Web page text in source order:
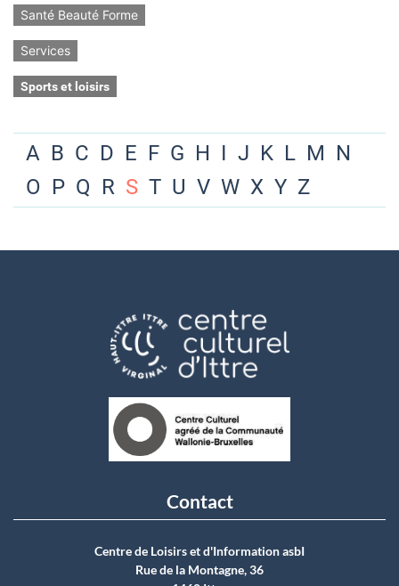
Santé Beauté Forme
Services
Sports et loisirs
A B C D E F G H I J K L M N
O P Q R S T U V W X Y Z
Contact
Centre de Loisirs et d'Information asbI
Rue de la Montagne, 36